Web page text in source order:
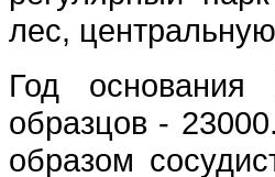
лес,
Год
образцов - 23000.
образом